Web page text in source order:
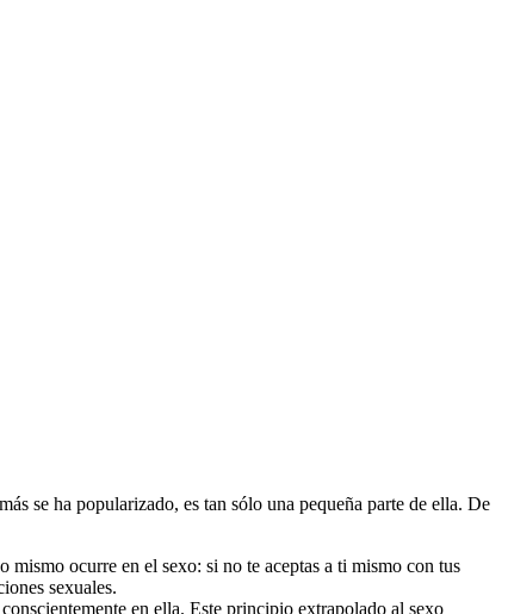
se ha popularizado, es tan sólo una pequeña parte de ella. De
ocurre en el sexo: si no te aceptas a ti mismo con tus
sexuales.
en ella. Este principio extrapolado al sexo